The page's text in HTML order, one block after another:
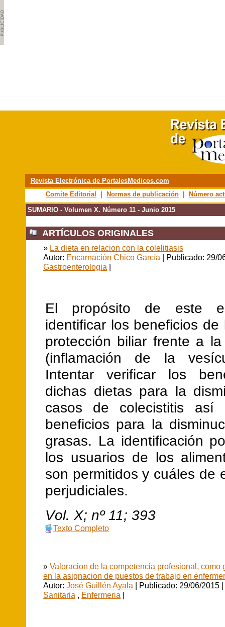
Revista Electrónica de PortalesMedicos.com
Comite Editorial
Normas de publicación Número
SUMARIO - Volumen X. Número 11 - Junio 2015
ARTÍCULOS ORIGINALES
» La dieta en relacion con la colelitiasis
Autor: Encarnación Chico García | Publicado: 29/
Gastroenterologia |
El propósito de este
identificar los beneficios
protección biliar frente a la
(inflamación de la
Intentar verificar los
dichas dietas para la
casos de colecistitis así
beneficios para la
grasas. La identificación
los usuarios de los
son permitidos y cuáles de
perjudiciales.
Vol. X; nº 11; 393
Texto Completo
» Valoracion de la competencia profesional, como
en la asignacion de puestos de trabajo en
Autor: José Guillén Ayala | Publicado: 29/06/2015 |
Sanitaria , Enfermeria |